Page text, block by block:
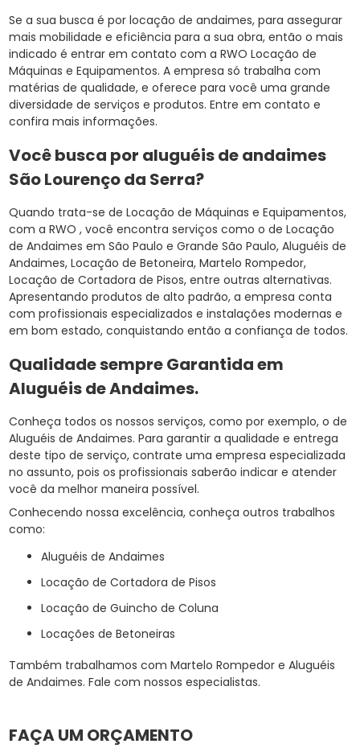
Se a sua busca é por locação de andaimes, para assegurar
mais mobilidade e eficiência para a sua obra, então o mais
indicado é entrar em contato com a RWO Locação de
Máquinas e Equipamentos. A empresa só trabalha com
matérias de qualidade, e oferece para você uma grande
diversidade de serviços e produtos. Entre em contato e
confira mais informações.
Você busca por aluguéis de andaimes
São Lourenço da Serra?
Quando trata-se de Locação de Máquinas e Equipamentos,
com a RWO , você encontra serviços como o de Locação
de Andaimes em São Paulo e Grande São Paulo, Aluguéis de
Andaimes, Locação de Betoneira, Martelo Rompedor,
Locação de Cortadora de Pisos, entre outras alternativas.
Apresentando produtos de alto padrão, a empresa conta
com profissionais especializados e instalações modernas e
em bom estado, conquistando então a confiança de todos.
Qualidade sempre Garantida em
Aluguéis de Andaimes.
Conheça todos os nossos serviços, como por exemplo, o de
Aluguéis de Andaimes. Para garantir a qualidade e entrega
deste tipo de serviço, contrate uma empresa especializada
no assunto, pois os profissionais saberão indicar e atender
você da melhor maneira possível.
Conhecendo nossa excelência, conheça outros trabalhos
como:
Aluguéis de Andaimes
Locação de Cortadora de Pisos
Locação de Guincho de Coluna
Locações de Betoneiras
Também trabalhamos com Martelo Rompedor e Aluguéis
de Andaimes. Fale com nossos especialistas.
FAÇA UM ORÇAMENTO